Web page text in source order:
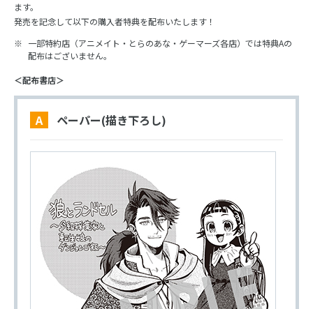
ます。
発売を記念して以下の購入者特典を配布いたします！
一部特約店（アニメイト・とらのあな・ゲーマーズ各店）では特典Aの
配布はございません。
＜配布書店＞
A ペーパー(描き下ろし)